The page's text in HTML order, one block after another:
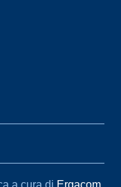
a cura di Ergacom